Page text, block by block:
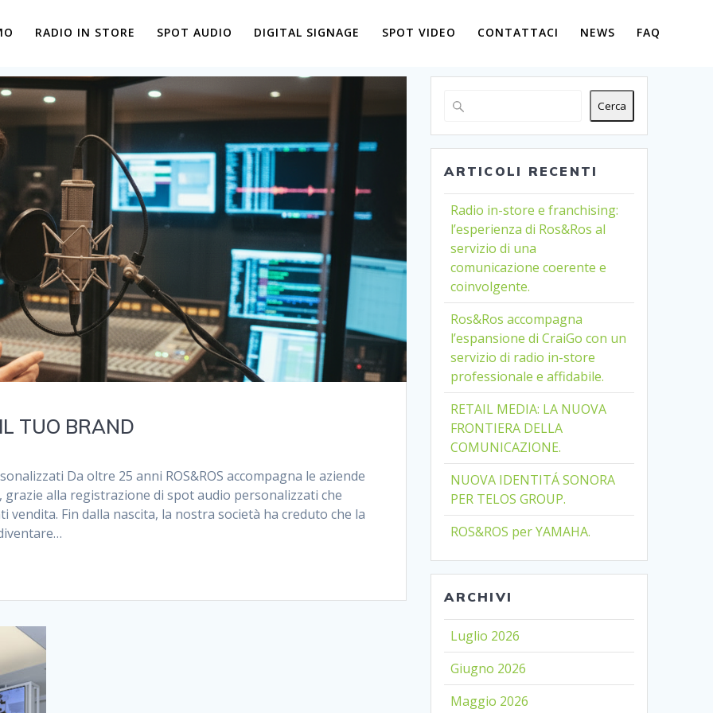
RADIO IN STORE SPOT AUDIO DIGITAL SIGNAGE SPOT VIDEO CONTATTACI NEWS FAQ
TUO BRAND
Da oltre 25 anni ROS&ROS accompagna le aziende
alla registrazione di spot audio personalizzati che
vendita. Fin dalla nascita, la nostra società ha creduto che la
Cerca
ARTICOLI RECENTI
Radio in-store e franchising:
l’esperienza di Ros&Ros al
servizio di una
comunicazione coerente e
coinvolgente.
Ros&Ros accompagna
l’espansione di CraiGo con un
servizio di radio in-store
professionale e affidabile.
RETAIL MEDIA: LA NUOVA
FRONTIERA DELLA
COMUNICAZIONE.
NUOVA IDENTITÁ SONORA
PER TELOS GROUP.
ROS&ROS per YAMAHA.
ARCHIVI
Luglio 2026
Giugno 2026
Maggio 2026